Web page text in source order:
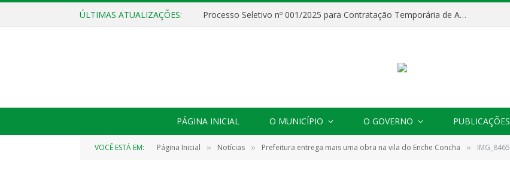
ÚLTIMAS ATUALIZAÇÕES: Processo Seletivo nº 001/2025 para Contratação Temporária de Agentes Comunitários de Saúde (ACS)
PÁGINA INICIAL O MUNICÍPIO O GOVERNO PUBLICAÇÕES
VOCÊ ESTÁ EM: Página Inicial » Notícias » Prefeitura entrega mais uma obra na vila do Enche Concha » IMG_8465